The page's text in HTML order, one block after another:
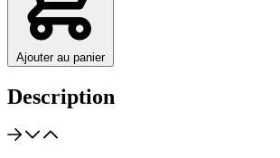
Ajouter au panier
Description